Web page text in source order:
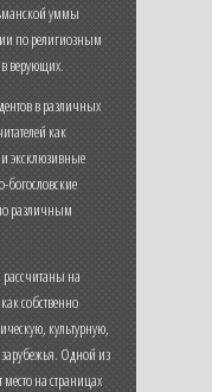
уммы
по религиозным
верующих.
в различных
как
эксклюзивные
богословские
различным
на
собственно
культурную,
Одной из
на страницах